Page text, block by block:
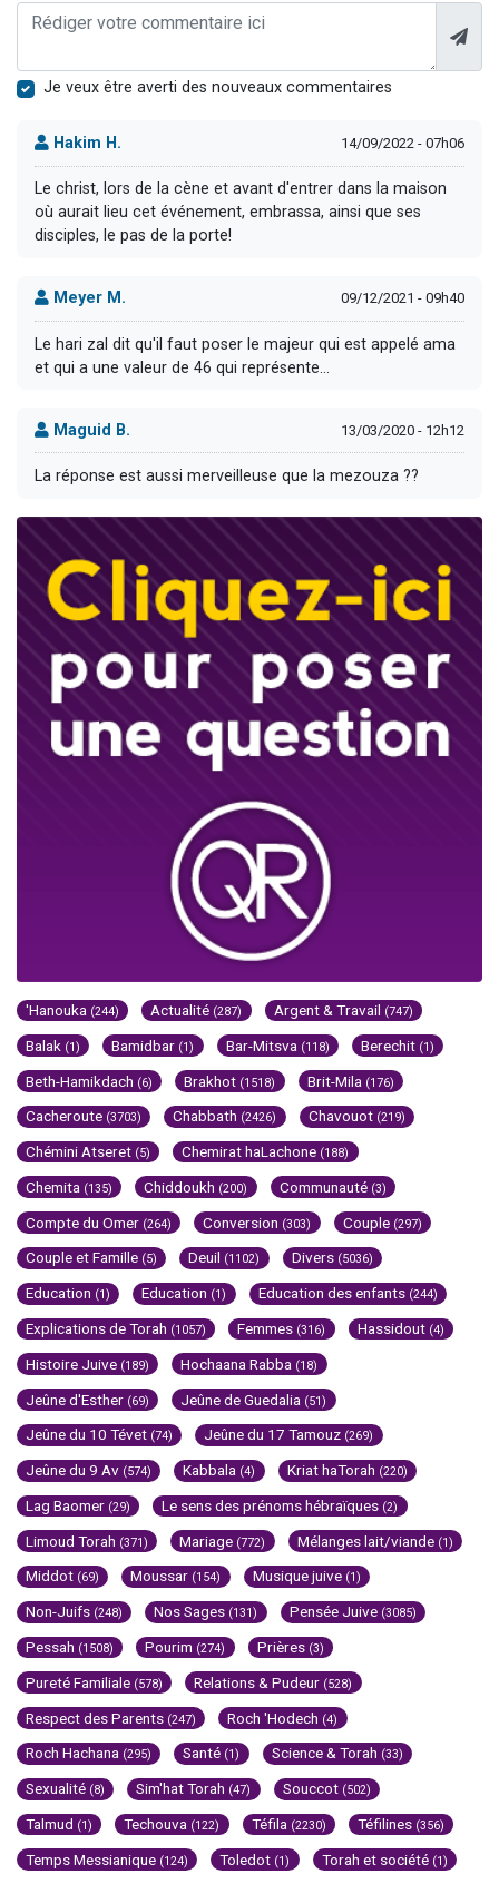
Je veux être averti des nouveaux commentaires
Hakim H. 14/09/2022 - 07h06
Le christ, lors de la cène et avant d'entrer dans la maison
où aurait lieu cet événement, embrassa, ainsi que ses
disciples, le pas de la porte!
Meyer M. 09/12/2021 - 09h40
Le hari zal dit qu'il faut poser le majeur qui est appelé ama
et qui a une valeur de 46 qui représente...
Maguid B. 13/03/2020 - 12h12
La réponse est aussi merveilleuse que la mezouza ??
'Hanouka (244) Actualité (287) Argent & Travail (747)
Balak (1) Bamidbar (1) Bar-Mitsva (118) Berechit (1)
Beth-Hamikdach (6) Brakhot (1518) Brit-Mila (176)
Cacheroute (3703) Chabbath (2426) Chavouot (219)
Chémini Atseret (5) Chemirat haLachone (188)
Chemita (135) Chiddoukh (200) Communauté (3)
Compte du Omer (264) Conversion (303) Couple (297)
Couple et Famille (5) Deuil (1102) Divers (5036)
Education (1) Education (1) Education des enfants (244)
Explications de Torah (1057) Femmes (316) Hassidout (4)
Histoire Juive (189) Hochaana Rabba (18)
Jeûne d'Esther (69) Jeûne de Guedalia (51)
Jeûne du 10 Tévet (74) Jeûne du 17 Tamouz (269)
Jeûne du 9 Av (574) Kabbala (4) Kriat haTorah (220)
Lag Baomer (29) Le sens des prénoms hébraïques (2)
Limoud Torah (371) Mariage (772) Mélanges lait/viande (1)
Middot (69) Moussar (154) Musique juive (1)
Non-Juifs (248) Nos Sages (131) Pensée Juive (3085)
Pessah (1508) Pourim (274) Prières (3)
Pureté Familiale (578) Relations & Pudeur (528)
Respect des Parents (247) Roch 'Hodech (4)
Roch Hachana (295) Santé (1) Science & Torah (33)
Sexualité (8) Sim'hat Torah (47) Souccot (502)
Talmud (1) Techouva (122) Téfila (2230) Téfilines (356)
Temps Messianique (124) Toledot (1) Torah et société (1)